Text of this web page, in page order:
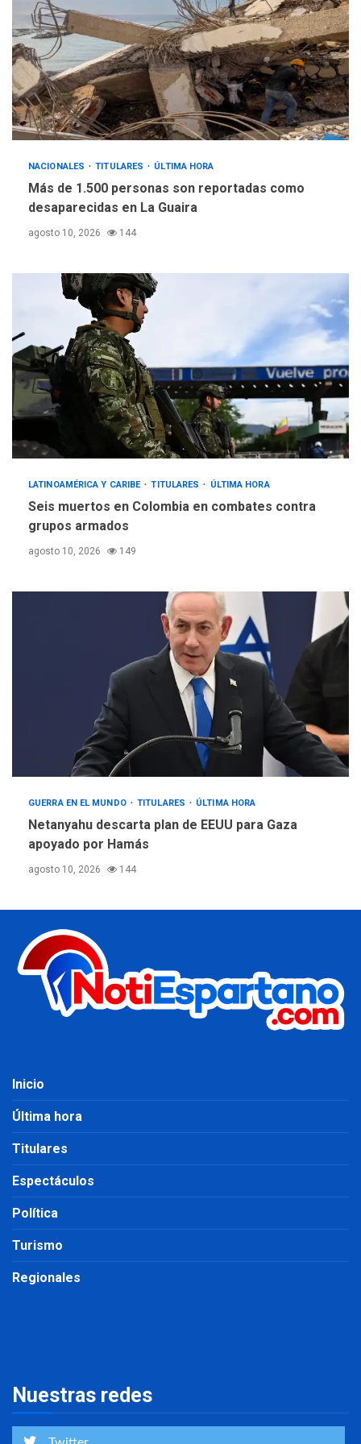
NACIONALES TITULARES ÚLTIMA HORA
Más de 1.500 personas son reportadas como
desaparecidas en La Guaira
agosto 10, 2026 144
LATINOAMÉRICA Y CARIBE TITULARES ÚLTIMA HORA
Seis muertos en Colombia en combates contra
grupos armados
agosto 10, 2026 149
GUERRA EN EL MUNDO TITULARES ÚLTIMA HORA
Netanyahu descarta plan de EEUU para Gaza
apoyado por Hamás
agosto 10, 2026 144
Inicio
Última hora
Titulares
Espectáculos
Política
Turismo
Regionales
Nuestras redes